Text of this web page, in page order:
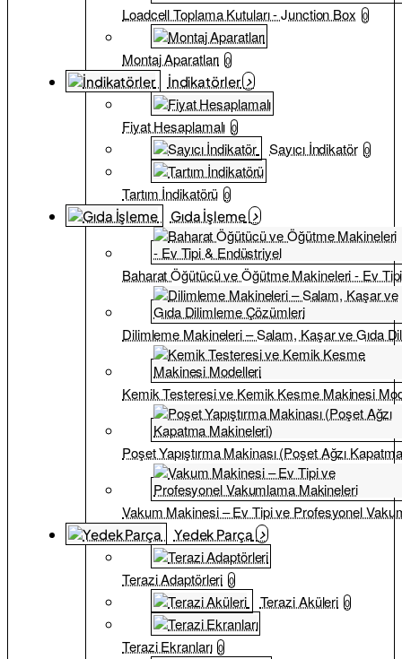
Loadcell Toplama Kutuları - Junction Box 0
Montaj Aparatları 0
İndikatörler
Fiyat Hesaplamalı 0
Sayıcı İndikatör 0
Tartım İndikatörü 0
Gıda İşleme
Baharat Öğütücü ve Öğütme Makineleri - Ev
Dilimleme Makineleri – Salam, Kaşar ve Gıda
Kemik Testeresi ve Kemik Kesme Makinesi
Poşet Yapıştırma Makinası (Poşet Ağzı
Vakum Makinesi – Ev Tipi ve Profesyonel
Yedek Parça
Terazi Adaptörleri 0
Terazi Aküleri 0
Terazi Ekranları 0